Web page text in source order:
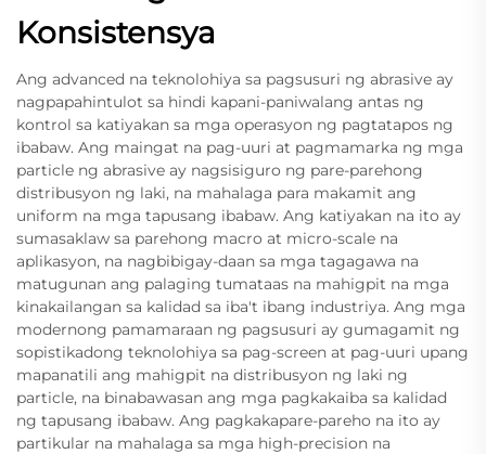
Konsistensya
Ang advanced na teknolohiya sa pagsusuri ng abrasive ay
nagpapahintulot sa hindi kapani-paniwalang antas ng
kontrol sa katiyakan sa mga operasyon ng pagtatapos ng
ibabaw. Ang maingat na pag-uuri at pagmamarka ng mga
particle ng abrasive ay nagsisiguro ng pare-parehong
distribusyon ng laki, na mahalaga para makamit ang
uniform na mga tapusang ibabaw. Ang katiyakan na ito ay
sumasaklaw sa parehong macro at micro-scale na
aplikasyon, na nagbibigay-daan sa mga tagagawa na
matugunan ang palaging tumataas na mahigpit na mga
kinakailangan sa kalidad sa iba't ibang industriya. Ang mga
modernong pamamaraan ng pagsusuri ay gumagamit ng
sopistikadong teknolohiya sa pag-screen at pag-uuri upang
mapanatili ang mahigpit na distribusyon ng laki ng
particle, na binabawasan ang mga pagkakaiba sa kalidad
ng tapusang ibabaw. Ang pagkakapare-pareho na ito ay
partikular na mahalaga sa mga high-precision na